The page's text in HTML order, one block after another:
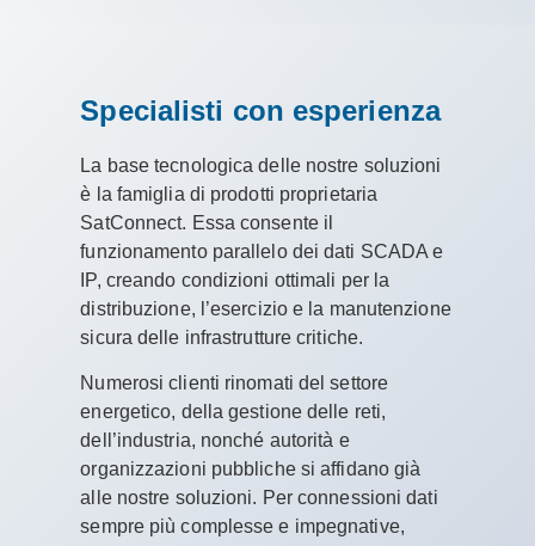
Specialisti con esperienza
La base tecnologica delle nostre soluzioni
è la famiglia di prodotti proprietaria
SatConnect. Essa consente il
funzionamento parallelo dei dati SCADA e
IP, creando condizioni ottimali per la
distribuzione, l’esercizio e la manutenzione
sicura delle infrastrutture critiche.
Numerosi clienti rinomati del settore
energetico, della gestione delle reti,
dell’industria, nonché autorità e
organizzazioni pubbliche si affidano già
alle nostre soluzioni. Per connessioni dati
sempre più complesse e impegnative,